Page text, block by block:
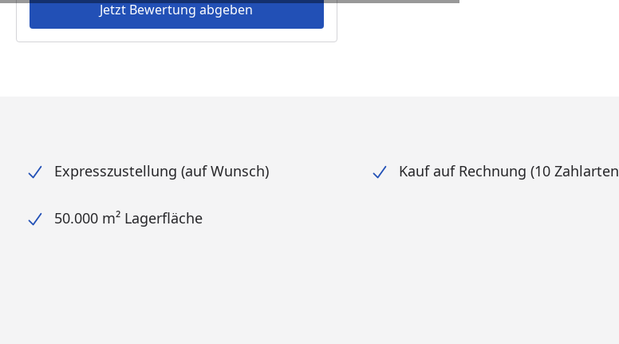
Jetzt Bewertung abgeben
Expresszustellung (auf Wunsch) Kauf auf Rechnung (10
50.000 m² Lagerfläche